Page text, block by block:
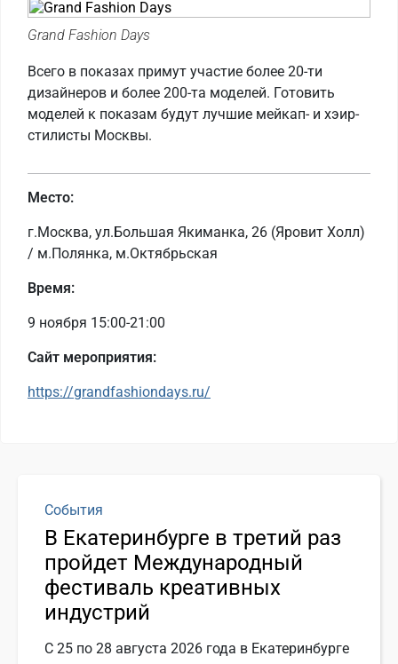
Grand Fashion Days
Всего в показах примут участие более 20-ти
дизайнеров и более 200-та моделей. Готовить
моделей к показам будут лучшие мейкап- и хэир-
стилисты Москвы.
Место:
г.Москва, ул.Большая Якиманка, 26 (Яровит Холл)
/ м.Полянка, м.Октябрьская
Время:
9 ноября 15:00-21:00
Сайт мероприятия:
https://grandfashiondays.ru/
События
В Екатеринбурге в третий раз
пройдет Международный
фестиваль креативных
индустрий
С 25 по 28 августа 2026 года в Екатеринбурге